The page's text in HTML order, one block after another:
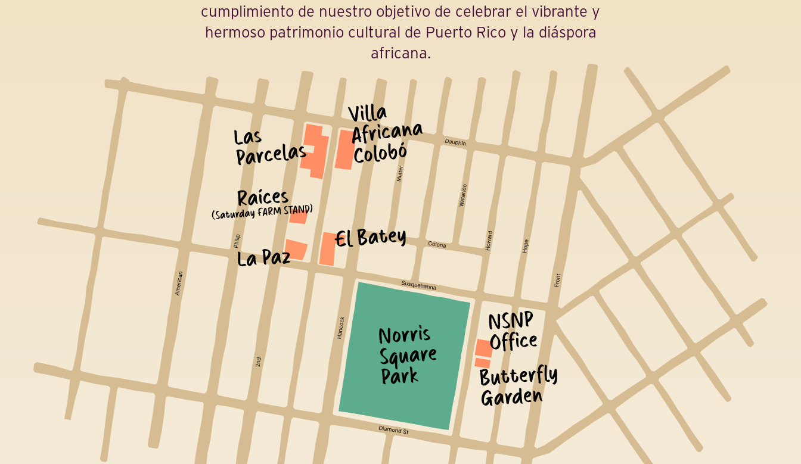
cumplimiento de nuestro objetivo de celebrar el vibrante y
hermoso patrimonio cultural de Puerto Rico y la diáspora
africana.